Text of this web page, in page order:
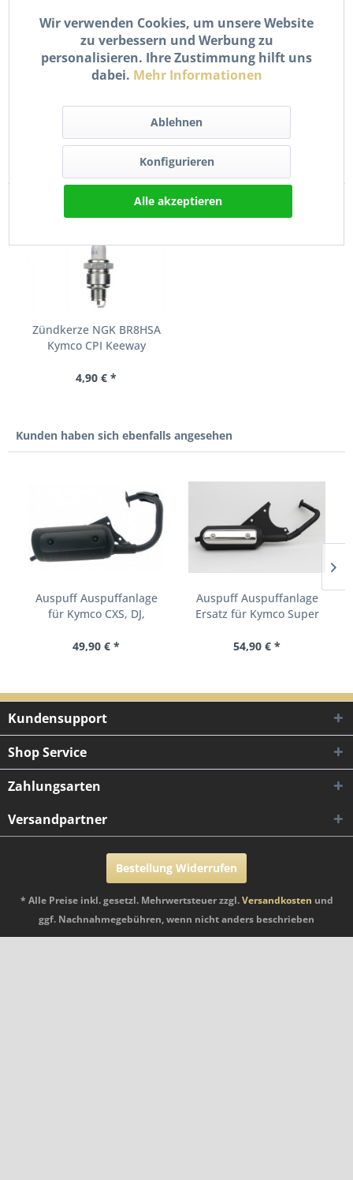
Auspuff Dichtung Set Kit
8-teilig für Roller /...
12,90 € *
Zündkerze NGK BR8HSA
Kymco CPI Keeway
4,90 € *
Kunden haben sich ebenfalls angesehen
Auspuff Auspuffanlage
für Kymco CXS, DJ,
49,90 € *
Auspuff Auspuffanlage
Ersatz für Kymco Super
54,90 € *
Kundensupport
Shop Service
Zahlungsarten
Versandpartner
Bestellung Widerrufen
* Alle Preise inkl. gesetzl. Mehrwertsteuer zzgl.Versandkosten und
ggf. Nachnahmegebühren, wenn nicht anders beschrieben
Wir verwenden Cookies, um unsere Website
zu verbessern und Werbung zu
personalisieren. Ihre Zustimmung hilft uns
dabei. Mehr Informationen
Ablehnen
Konfigurieren
Alle akzeptieren